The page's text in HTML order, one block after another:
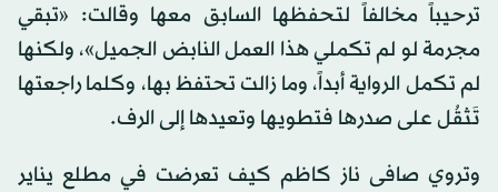
ترحيباً مخالفاً لتحفظها السابق معها وقالت: «تبقي
مجرمة لو لم تكملي هذا العمل النابض الجميل»، ولكنها
لم تكمل الرواية أبداً، وما زالت تحتفظ بها، وكلما راجعتها
تَثقُل على صدرها فتطويها وتعيدها إلى الرف.
وتروي صافى ناز كاظم كيف تعرضت في مطلع يناير